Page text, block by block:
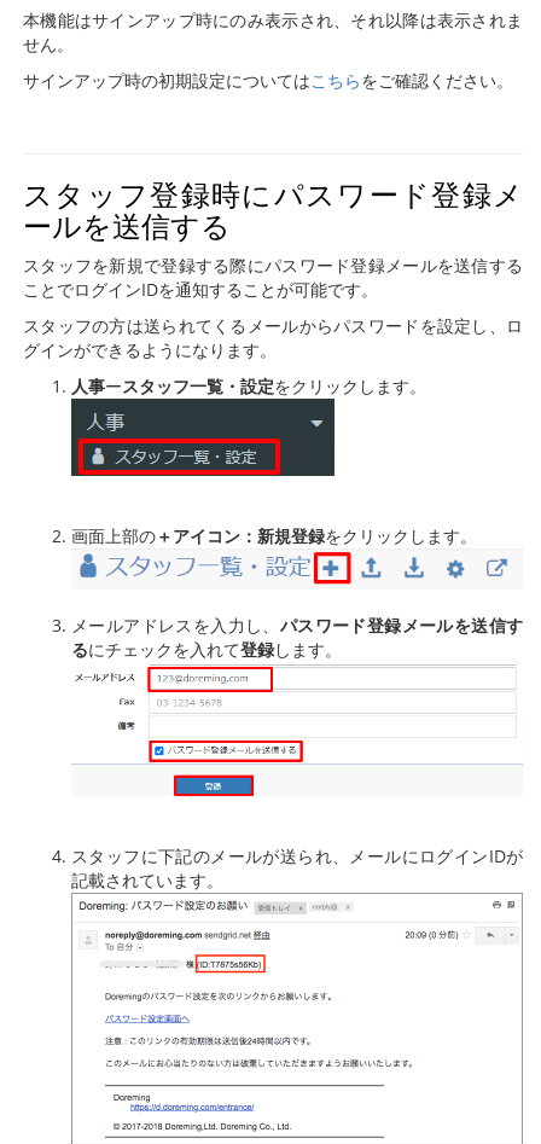
本機能はサインアップ時にのみ表示され、それ以降は表示されま
せん。
サインアップ時の初期設定についてはこちらをご確認ください。
スタッフ登録時にパスワード登録メ
ールを送信する
スタッフを新規で登録する際にパスワード登録メールを送信する
ことでログインIDを通知することが可能です。
スタッフの方は送られてくるメールからパスワードを設定し、ロ
グインができるようになります。
人事ースタッフ一覧・設定をクリックします。
画面上部の＋アイコン：新規登録をクリックします。
メールアドレスを入力し、 パスワード登録メールを送信す
るにチェックを入れて登録します。
スタッフに下記のメールが送られ、メールにログインIDが
記載されています。